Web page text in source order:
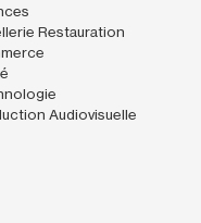
Restauration
Audiovisuelle